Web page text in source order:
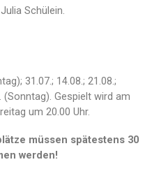
Schülein.
31.07.; 14.08.; 21.08.;
(Sonntag). Gespielt wird am
um 20.00 Uhr.
müssen spätestens 30
werden!